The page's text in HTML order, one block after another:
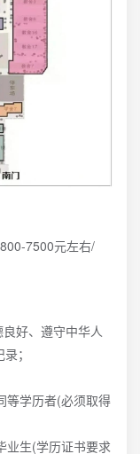
7500元左右/
好、遵守中华人
；
等学历者(必须取得
业生(学历证书要求